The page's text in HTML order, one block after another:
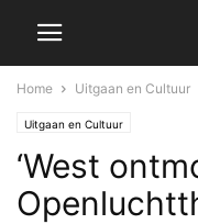
Home Uitgaan en Cultuur
Uitgaan en Cultuur
‘West